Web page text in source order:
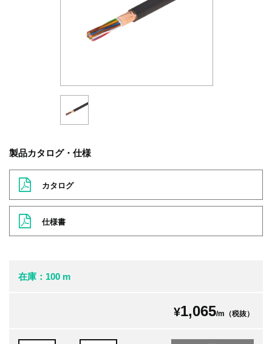
製品カタログ・仕様
カタログ
仕様書
在庫：100 m
¥1,065/m（税抜）